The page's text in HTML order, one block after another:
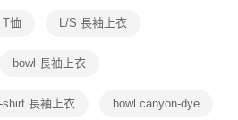
司提供之「AFTEE先享後付」服務完成之交
。
法定代理人或監護人之同意方可使用
恤 L/S 長袖上衣
bowl 長袖上衣
shirt 長袖上衣 bowl canyon-dye